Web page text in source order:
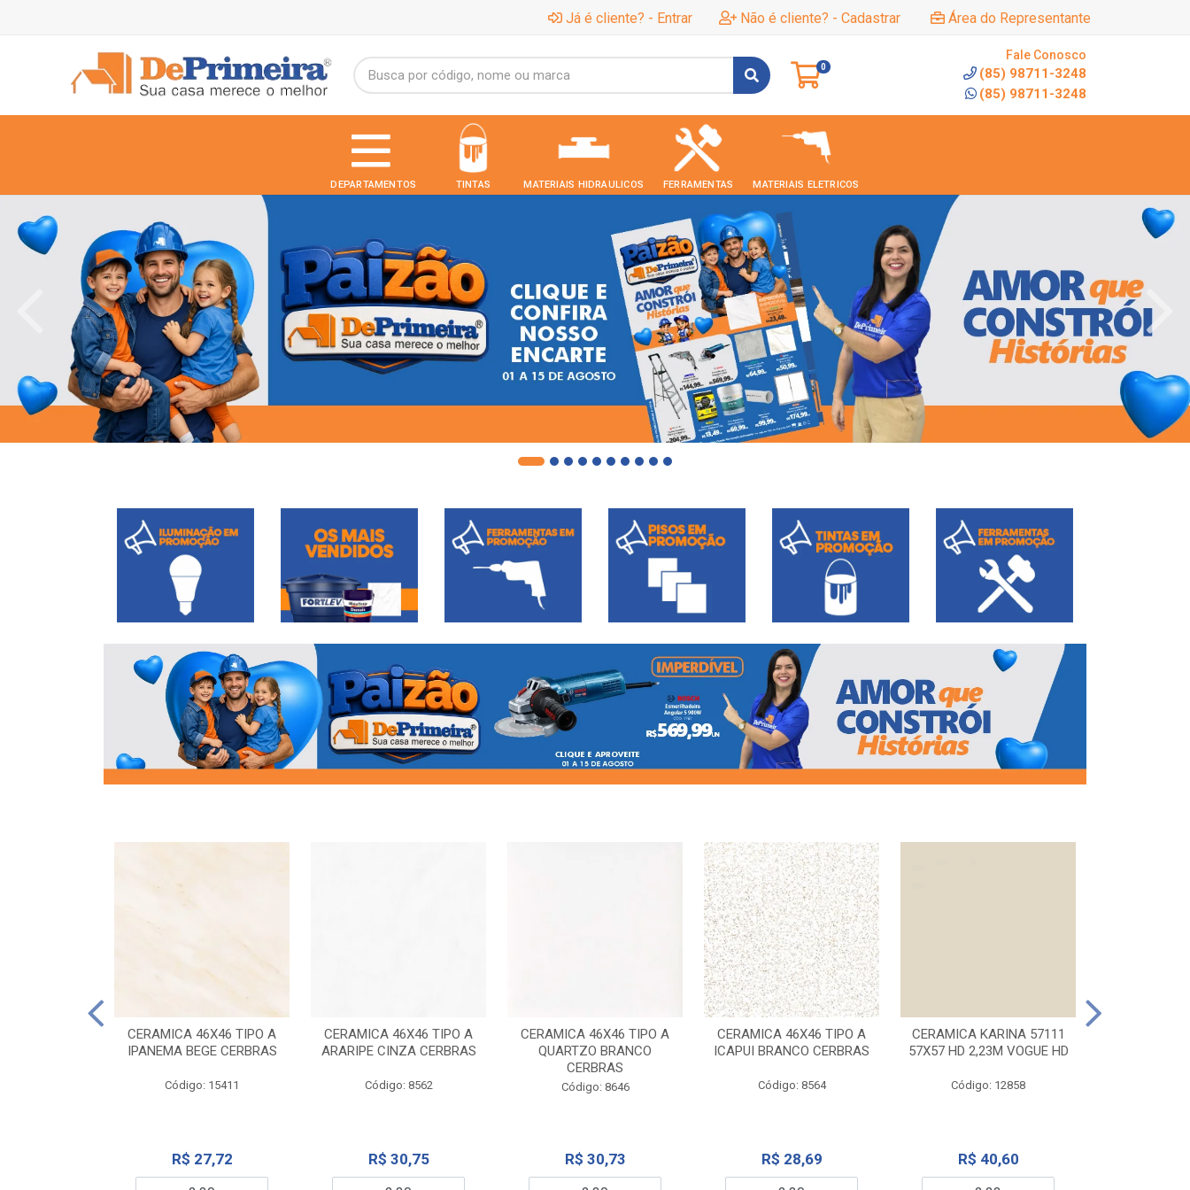
Já é cliente? - Entrar Não é cliente? - Cadastrar Área do Representante
0
Fale Conosco
(85) 98711-3248
(85) 98711-3248
DEPARTAMENTOS TINTAS MATERIAIS HIDRAULICOS FERRAMENTAS MATERIAIS ELETRICOS
CERAMICA 46X46 TIPO A
IPANEMA BEGE CERBRAS
Código: 15411
R$ 27,72
CERAMICA 46X46 TIPO A
ARARIPE CINZA CERBRAS
Código: 8562
R$ 30,75
CERAMICA 46X46 TIPO A
QUARTZO BRANCO
CERBRAS
Código: 8646
R$ 30,73
CERAMICA 46X46 TIPO A
ICAPUI BRANCO CERBRAS
Código: 8564
R$ 28,69
CERAMICA KARINA 57111
57X57 HD 2,23M VOGUE HD
Código: 12858
R$ 40,60